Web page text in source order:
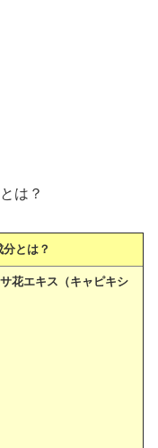
は？
とは？
花エキス（キャピキシ